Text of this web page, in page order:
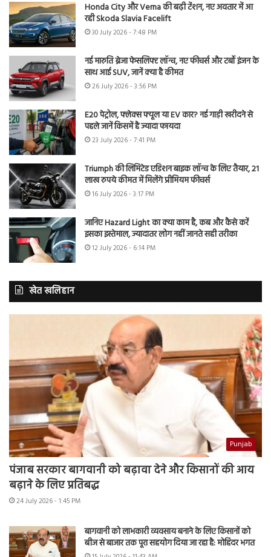
Honda City और Verna की बढ़ी टेंशन, नए अवतार में आ
रही Skoda Slavia Facelift
30 July 2026 - 7:48 PM
नई मारुति ब्रेजा फेसलिफ्ट लॉन्च, नए फीचर्स और टर्बो इंजन के
साथ आई SUV, जानें क्या है कीमत
26 July 2026 - 3:56 PM
E20 पेट्रोल, फ्लेक्स फ्यूल या EV कार? नई गाड़ी खरीदने से
पहले जानें किसमें है ज्यादा फायदा
23 July 2026 - 7:41 PM
Triumph की लिमिटेड एडिशन बाइक लॉन्च के लिए तैयार, 21
लाख रुपये कीमत में मिलेंगे प्रीमियम फीचर्स
16 July 2026 - 3:17 PM
जानिए Hazard Light का क्या काम है, कब और कैसे करें
इसका इस्तेमाल, ज्यादातर लोग नहीं जानते सही तरीका
12 July 2026 - 6:14 PM
खेत खलिहान
Punjab
पंजाब सरकार बागवानी को बढ़ावा देने और किसानों की आय
बढ़ाने के लिए प्रतिबद्ध
24 July 2026 - 1:45 PM
बागवानी को लाभकारी व्यवसाय बनाने के लिए किसानों को
बीज से बाजार तक पूरा सहयोग दिया जा रहा है: मोहिंदर भगत